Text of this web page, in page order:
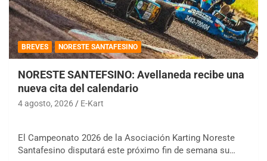
BREVES NORESTE SANTAFESINO
NORESTE SANTEFSINO: Avellaneda recibe una
nueva cita del calendario
4 agosto, 2026 E-Kart
El Campeonato 2026 de la Asociación Karting Noreste
Santafesino disputará este próximo fin de semana su…